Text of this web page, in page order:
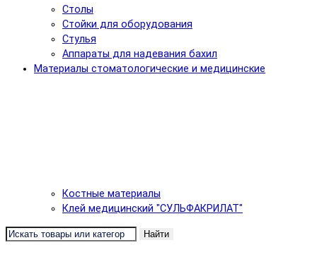
Столы
Стойки для оборудования
Стулья
Аппараты для надевания бахил
Материалы стоматологические и медицинские
Костные материалы
Клей медицинский "СУЛЬФАКРИЛАТ"
Найти